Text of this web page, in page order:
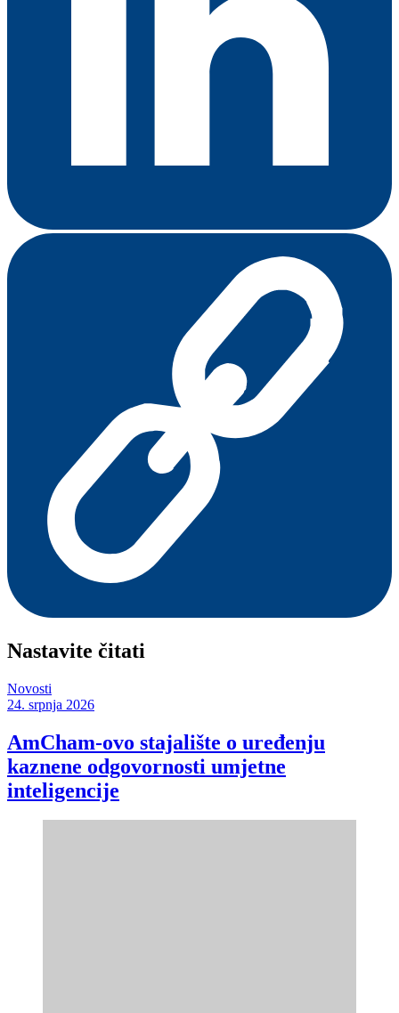
Nastavite čitati
Novosti
24. srpnja 2026
AmCham-ovo stajalište o uređenju
kaznene odgovornosti umjetne
inteligencije